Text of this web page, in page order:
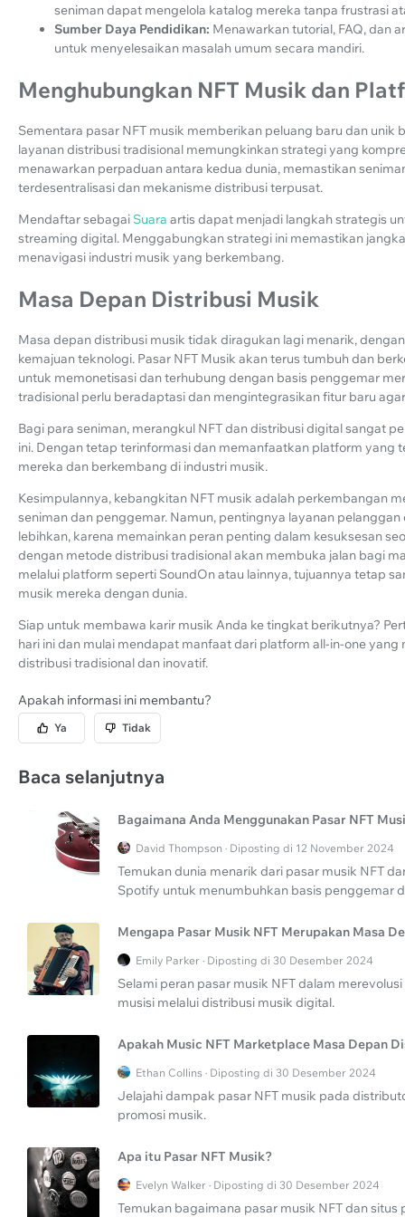
seniman dapat mengelola katalog mereka tanpa frustrasi
Sumber Daya Pendidikan: Menawarkan tutorial, FAQ, dan
untuk menyelesaikan masalah umum secara mandiri.
Menghubungkan NFT Musik dan
Sementara pasar NFT musik memberikan peluang baru dan
layanan distribusi tradisional memungkinkan strategi yang
menawarkan perpaduan antara kedua dunia, memastikan
terdesentralisasi dan mekanisme distribusi terpusat.
Mendaftar sebagai Suara artis dapat menjadi langkah strategis
streaming digital. Menggabungkan strategi ini memastikan
menavigasi industri musik yang berkembang.
Masa Depan Distribusi Musik
Masa depan distribusi musik tidak diragukan lagi menarik,
kemajuan teknologi. Pasar NFT Musik akan terus tumbuh dan
untuk memonetisasi dan terhubung dengan basis penggemar
tradisional perlu beradaptasi dan mengintegrasikan fitur baru
Bagi para seniman, merangkul NFT dan distribusi digital sangat
ini. Dengan tetap terinformasi dan memanfaatkan platform yang
mereka dan berkembang di industri musik.
Kesimpulannya, kebangkitan NFT musik adalah perkembangan
seniman dan penggemar. Namun, pentingnya layanan
lebihkan, karena memainkan peran penting dalam kesuksesan
dengan metode distribusi tradisional akan membuka jalan bagi
melalui platform seperti SoundOn atau lainnya, tujuannya tetap
musik mereka dengan dunia.
Siap untuk membawa karir musik Anda ke tingkat berikutnya?
hari ini dan mulai mendapat manfaat dari platform all-in-one
distribusi tradisional dan inovatif.
Apakah informasi ini membantu?
Ya Tidak
Baca selanjutnya
Bagaimana Anda Menggunakan Pasar NFT
David Thompson · Diposting di 12 November 2024
Temukan dunia menarik dari pasar musik NFT
Spotify untuk menumbuhkan basis penggemar
Mengapa Pasar Musik NFT Merupakan Masa
Emily Parker · Diposting di 30 Desember 2024
Selami peran pasar musik NFT dalam
musisi melalui distribusi musik digital.
Apakah Music NFT Marketplace Masa Depan
Ethan Collins · Diposting di 30 Desember 2024
Jelajahi dampak pasar NFT musik pada
promosi musik.
Apa itu Pasar NFT Musik?
Evelyn Walker · Diposting di 30 Desember 2024
Temukan bagaimana pasar musik NFT dan